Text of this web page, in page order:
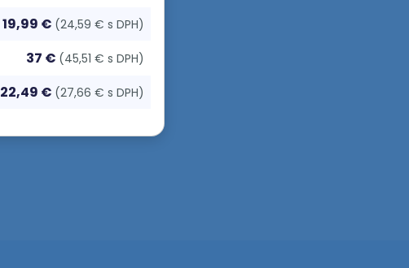
19,99 € (24,59 € s DPH)
37 € (45,51 € s DPH)
22,49 € (27,66 € s DPH)